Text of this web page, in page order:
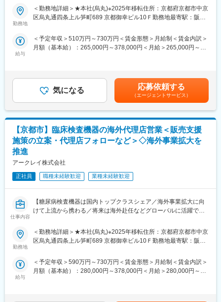
製薬会社になることが私たちのめざす未来です。日本・アメリ
カ・カナダにおいて共同開発された日本初外用爪白癬治療剤「ク
■社風・風土：
同社の前身は大正9年に設立された理化学研究所。その頃から受け
戦」を念頭に、社員の意欲的な自己啓発に対しても、積極的にサ
ポートしています。
変更の範囲：会社の定める業務
り◆◇
■採用背景：
さらなる強化が必要となっています。
各国拠点の営業活動を安定的かつ効率的に支えていくために、新
■業務概要：
アークレイの海外事業拡大と業績向上を支えるポジションとし
て、海外グループ会社の営業活動を円滑に進めるためのバックオ
フィス業務全般を担っていただきます。
本ポジションでは、海外の営業担当者や各国拠点、社内の関連部
門と連携しながら、営業活動の後方支援を行っていただきます。
営業活動そのものを前線で担うというより、受発注、物流、品
ジネスを支える役割です。
これまでのご経験や今後のキャリアの方向性を踏まえ、面接の中
■業務詳細：
・受発注システムに関する運用支援、および社内各部署との調整
・物流/品質管理に関わる管理運営業務
・海外拠点/関係部門との連携による業務改善や課題解決
・海外市場向けの商品プロモーション支援
勤務地
＜勤務地詳細＞★本社(烏丸)※2025年移転住所：京都府京都市中京
区烏丸通四条上ル笋町689 京都御幸ビル10Ｆ勤務地最寄駅：阪急
定める事業所
給与
＜予定年収＞510万円～730万円＜賃金形態＞月給制＜賃金内訳＞
月額（基本給）：265,000円～378,000円＜月給＞265,000円～
の負担は御座います。実費負担となります。礼金が15万（単
身）、25万（家族帯同）、仲介手数料家賃1ヶ月分も会社負担と
なります。賃金はあくまでも目安の金額であり、選考を通じて上
下する可能性があります。月給(月額)は固定手当を含めた表記で
す。
気になる 応募依頼する
（エージェントサービス）
【京都市】臨床検査機器の海外代理店営業＜販売支援
施策の立案・代理店フォローなど＞◇海外事業拡大を
推進
アークレイ株式会社
正社員 職種未経験歓迎 業種未経験歓迎
仕事内容
【糖尿病検査機器は国内トップクラスシェア／海外事業拡大に向
けて上流から携わる／将来は海外赴任などグローバルに活躍でき
■採用背景：
海外事業の拡大に伴い、各国拠点および販売代理店に対する営業
市場環境や販売課題を踏まえながら、海外グループ会社の担当者
と連携し、各拠点の販売活動をより力強く推進していくため、新
勤務地
＜勤務地詳細＞★本社(烏丸)※2025年移転住所：京都府京都市中京
区烏丸通四条上ル笋町689 京都御幸ビル10Ｆ勤務地最寄駅：阪急
定める事業所
給与
＜予定年収＞590万円～730万円＜賃金形態＞月給制＜賃金内訳＞
月額（基本給）：280,000円～378,000円＜月給＞280,000円～